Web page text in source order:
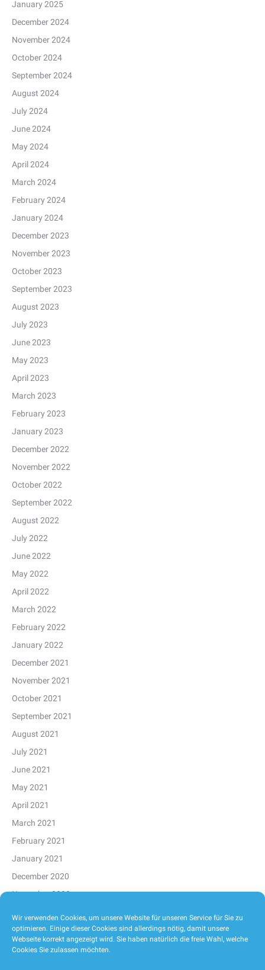
Wir verwenden Cookies, um unsere Website für unseren Service für Sie zu
optimieren. Einige dieser Cookies sind allerdings nötig, damit unsere
Webseite korrekt angezeigt wird. Sie haben natürlich die freie Wahl, welche
Cookies Sie zulassen möchten.
January 2025
December 2024
November 2024
October 2024
September 2024
August 2024
July 2024
June 2024
May 2024
April 2024
March 2024
February 2024
January 2024
December 2023
November 2023
October 2023
September 2023
August 2023
July 2023
June 2023
May 2023
April 2023
March 2023
February 2023
January 2023
December 2022
November 2022
October 2022
September 2022
August 2022
July 2022
June 2022
May 2022
April 2022
March 2022
February 2022
January 2022
December 2021
November 2021
October 2021
September 2021
August 2021
July 2021
June 2021
May 2021
April 2021
March 2021
February 2021
January 2021
December 2020
November 2020
September 2020
August 2020